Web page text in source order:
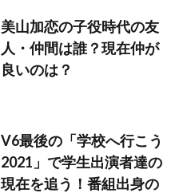
美山加恋の子役時代の友
人・仲間は誰？現在仲が
良いのは？
V6最後の「学校へ行こう
2021」で学生出演者達の
現在を追う！番組出身の